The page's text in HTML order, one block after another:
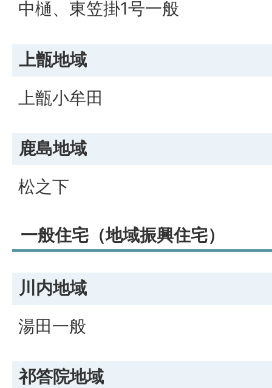
中樋、東笠掛1号一般
上甑地域
上甑小牟田
鹿島地域
松之下
一般住宅（地域振興住宅）
川内地域
湯田一般
祁答院地域